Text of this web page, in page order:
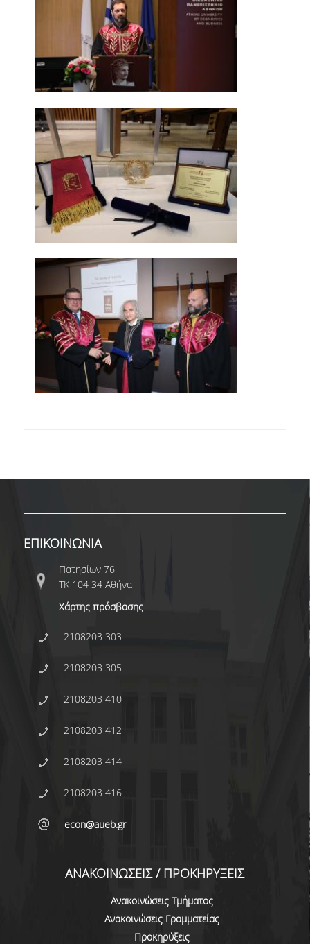
ΣΕΙΡΑ ΑΝΟΙΧΤΩΝ ΔΙΑΛΕΞΕΩΝ "ΕΚΤΟΣ ΥΛΗΣ;"
JEAN MONNET SEMINAR
ECONOMICS RESEARCH WORKSHOP
ΑΠΟΦΟΙΤΟΙ
ΓΡΑΦΕΙΟ ΔΙΑΣΥΝΔΕΣΗΣ
ΑΠΟΦΟΙΤΩΝΤΑΣ ΑΠΟ ΤΟ ΤΜΗΜΑ
ΧΡΗΣΙΜΟΙ ΣΥΝΔΕΣΜΟΙ
ΕΓΓΡΑΦΗ ALUMNI
ΑΝΑΚΟΙΝΩΣΕΙΣ ΓΡΑΜΜΑΤΕΙΑΣ
ΕΚΔΗΛΩΣΕΙΣ
ΠΡΟΚΗΡΥΞΕΙΣ
ΠΡΟΚΗΡΥΞΕΙΣ ΑΠΟΚΤΗΣΗΣ ΑΚΑΔΗΜΑΪΚΗΣ
ΕΜΠΕΙΡΙΑΣ
ΥΠΟΤΡΟΦΙΕΣ ΚΑΙ ΒΡΑΒΕΙΑ
ΕΠΙΚΟΙΝΩΝΙΑ
ΕΠΙΚΟΙΝΩΝΙΑ
Πατησίων 76
ΤΚ 104 34 Αθήνα
Χάρτης πρόσβασης
2108203 303
2108203 305
2108203 410
2108203 412
2108203 414
2108203 416
econ@aueb.gr
ΑΝΑΚΟΙΝΩΣΕΙΣ / ΠΡΟΚΗΡΥΞΕΙΣ
Ανακοινώσεις Τμήματος
Ανακοινώσεις Γραμματείας
Προκηρύξεις